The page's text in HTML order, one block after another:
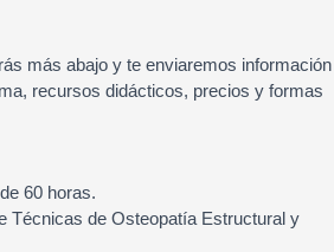
más abajo y te enviaremos información
recursos didácticos, precios y formas
60 horas.
Técnicas de Osteopatía Estructural y